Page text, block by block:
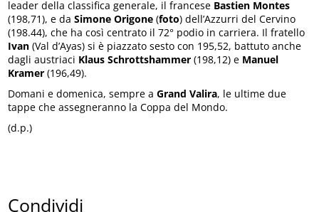
leader della classifica generale, il francese Bastien Montes
(198,71), e daSimone Origone (foto) dell’Azzurri del Cervino
(198.44), che ha così centrato il 72° podio in carriera. Il fratello
Ivan (Val d’Ayas) si è piazzato sesto con 195,52, battuto anche
dagli austriaci Klaus Schrottshammer (198,12) e Manuel
Kramer (196,49).
Domani e domenica, sempre aGrand Valira, le ultime due
tappe che assegneranno la Coppa del Mondo.
(d.p.)
Condividi